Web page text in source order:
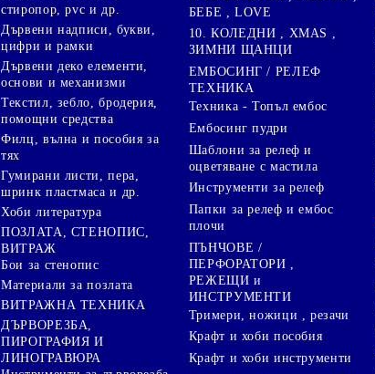
стиропор, pvc и др.
Дървени надписи, букви,
цифри и рамки
Дървени деко елементи,
основи и механизми
Текстил, зебло, бродерия,
помощни средства
Филц, вълна и пособия за
тях
Гумирани листи, пера,
шринк пластмаса и др.
Хоби литература
ПОЗЛАТА, СТЕНОПИС,
ВИТРАЖ
Бои за стенопис
Материали за позлата
ВИТРАЖНА ТЕХНИКА
ДЪРВОРЕЗБА,
ПИРОГРАФИЯ И
ЛИНОГРАВЮРА
БЕБЕ , LOVE
10. КОЛЕДНИ , XMAS ,
ЗИМНИ ЩАНЦИ
ЕМБОСИНГ / РЕЛЕФ
ТЕХНИКА
Техника - Топъл ембос
Ембосинг пудри
Шаблони за релеф и
оцветяване с мастила
Инструменти за релеф
Папки за релеф и ембос
плочи
ПЪНЧОВЕ /
ПЕРФОРАТОРИ ,
РЕЖЕЩИ и
ИНСТРУМЕНТИ
Тримери, ножици , резачи
Крафт и хоби пособия
Крафт и хоби инструменти